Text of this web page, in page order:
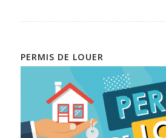
PERMIS DE LOUER